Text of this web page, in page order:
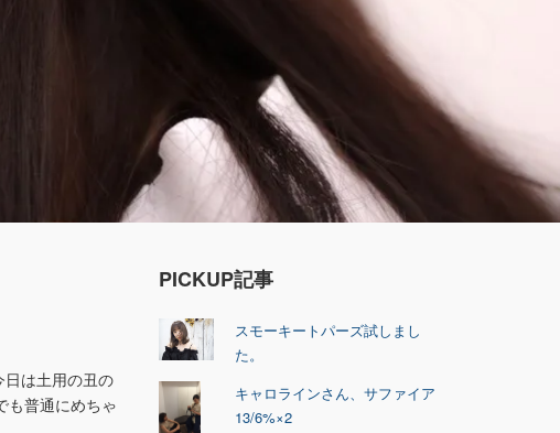
は土用の丑の
も普通にめちゃ
PICKUP記事
スモーキートパーズ試しまし
た。
キャロラインさん、サファイア
13/6%×2